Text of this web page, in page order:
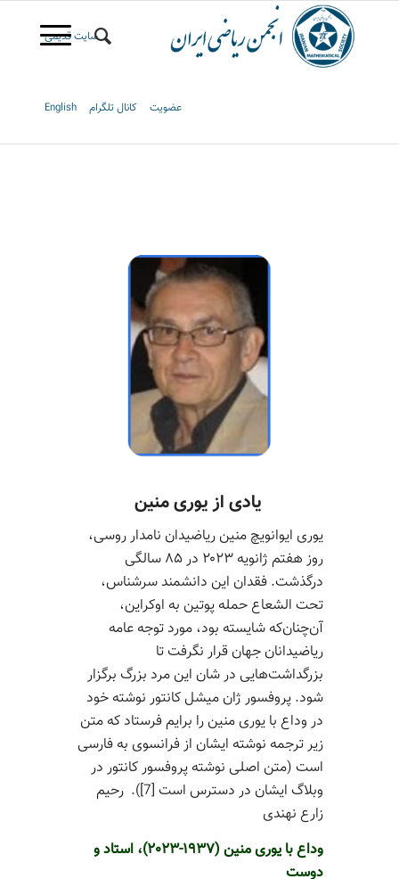
سایت قدیمی
عضویت کانال تلگرام English
یادی از یوری منین
یوری ایوانویچ منین ریاضیدان نامدار روسی،
روز هفتم ژانویه ۲۰۲۳ در ۸۵ سالگی
درگذشت. فقدان این دانشمند سرشناس،
تحت الشعاع حمله پوتین به اوکراین،
آن‌چنان‌که شایسته بود، مورد توجه عامه
ریاضیدانان جهان قرار نگرفت تا
بزرگداشت‌هایی در شان این مرد بزرگ برگزار
شود. پروفسور ژان‌ میشل کانتور نوشته خود
در وداع با یوری منین را برایم فرستاد که متن
زیر ترجمه نوشته ایشان از فرانسوی به فارسی
است (متن اصلی نوشته پروفسور کانتور در
وبلاگ ایشان در دسترس است [7]). رحیم
زارع نهندی
وداع با یوری منین (1937-2023)، استاد و
دوست